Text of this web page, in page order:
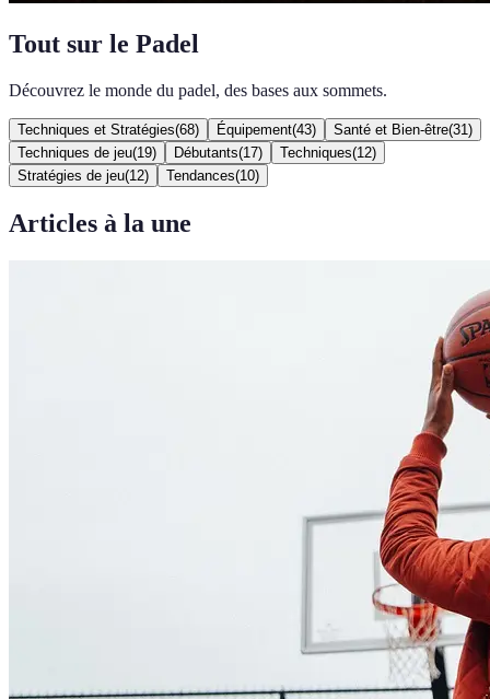
Tout sur le Padel
Découvrez le monde du padel, des bases aux sommets.
Techniques et Stratégies(68) Équipement(43) Santé et Bien-être(31 )
Techniques de jeu(19) Débutants(17) Techniques(12)
Stratégies de jeu(12) Tendances(10)
Articles à la une